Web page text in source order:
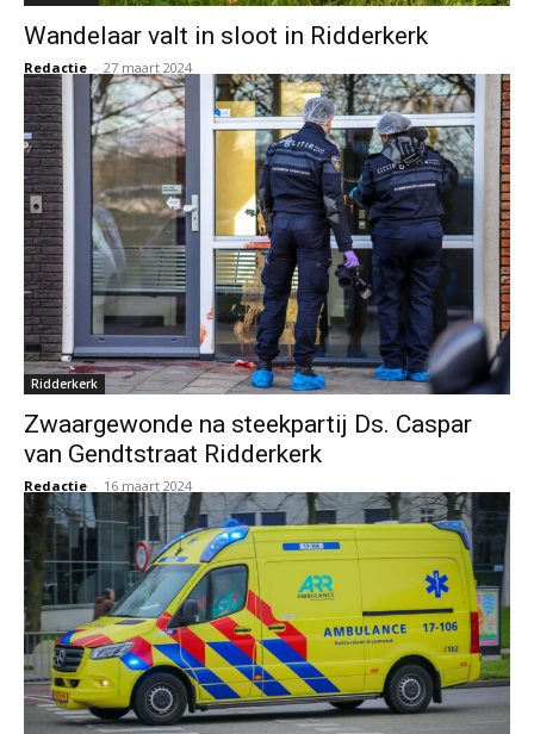
Wandelaar valt in sloot in Ridderkerk
Redactie - 27 maart 2024
Ridderkerk
Zwaargewonde na steekpartij Ds. Caspar
van Gendtstraat Ridderkerk
Redactie - 16 maart 2024